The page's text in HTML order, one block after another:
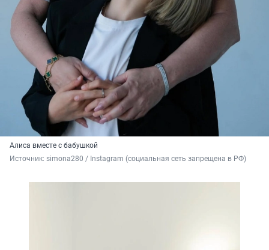
Алиса вместе с бабушкой
Источник: simona280 / Instagram (социальная сеть запрещена в РФ)